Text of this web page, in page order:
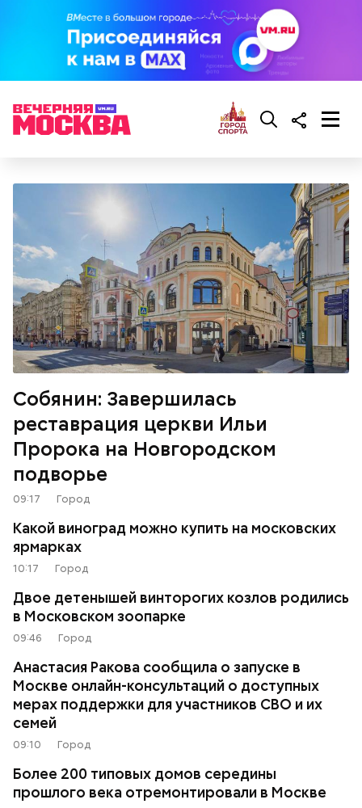
Собянин: Завершилась
реставрация церкви Ильи
Пророка на Новгородском
подворье
09:17 Город
Какой виноград можно купить на московских
ярмарках
10:17 Город
Двое детенышей винторогих козлов родились
в Московском зоопарке
09:46 Город
Анастасия Ракова сообщила о запуске в
Москве онлайн-консультаций о доступных
мерах поддержки для участников СВО и их
семей
09:10 Город
Более 200 типовых домов середины
прошлого века отремонтировали в Москве